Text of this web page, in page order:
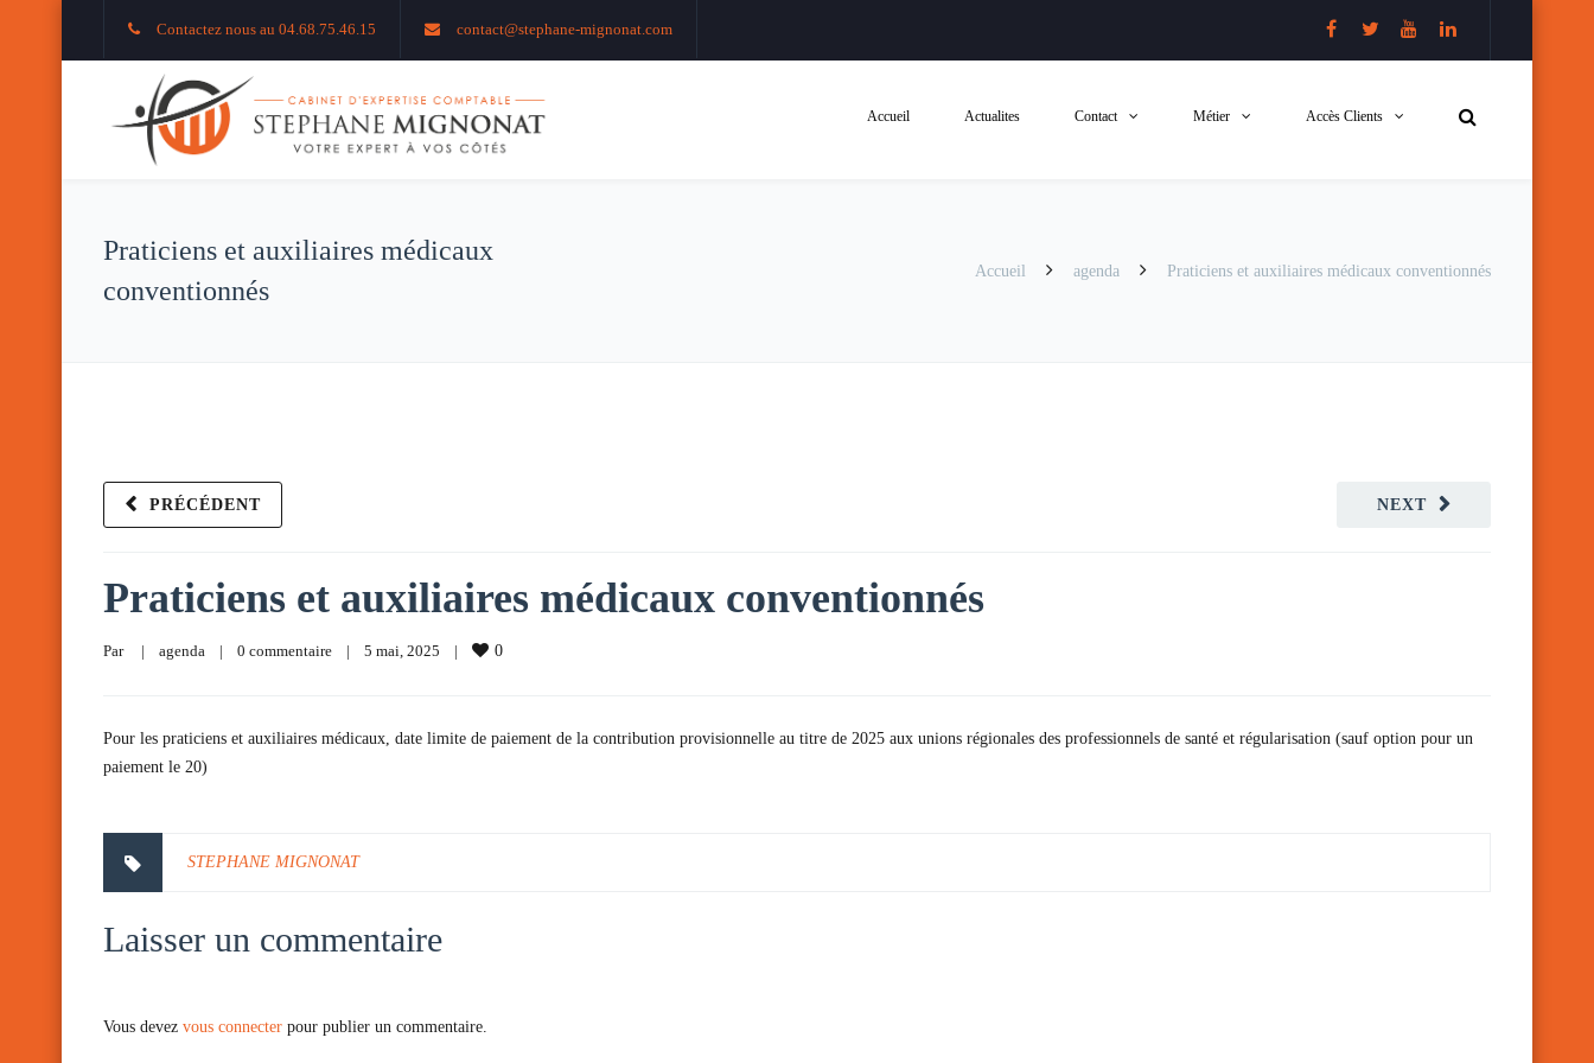
Contactez nous au 04.68.75.46.15 contact@stephane-mignonat.com
Accueil Actualites Contact Métier Accès Clients
Praticiens et auxiliaires médicaux
conventionnés
Accueil agenda Praticiens et auxiliaires médicaux conventionnés
NEXT
PRÉCÉDENT
Praticiens et auxiliaires médicaux conventionnés
Par | agenda | 0 commentaire | 5 mai, 2025 | 0
Pour les praticiens et auxiliaires médicaux, date limite de paiement de la contribution provisionnelle au titre de 2025 aux unions régionales des professionnels de santé et régularisation (sauf option pour un
paiement le 20)
STEPHANE MIGNONAT
Laisser un commentaire
Vous devez vous connecter pour publier un commentaire.